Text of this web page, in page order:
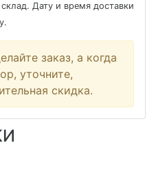
Дату и время доставки
заказ, а когда
уточните,
скидка.